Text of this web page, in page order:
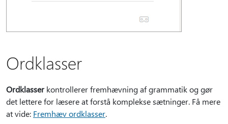
Ordklasser
Ordklasserkontrollerer fremhævning af grammatik og gør
det lettere for læsere at forstå komplekse sætninger. Få mere
at vide: Fremhæv ordklasser.